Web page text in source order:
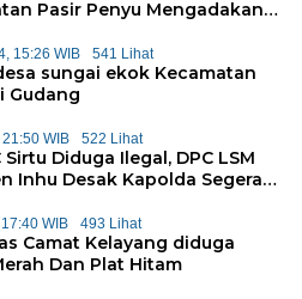
Pasir Penyu Mengadakan
15:26 WIB 541 Lihat
sungai ekok Kecamatan
Gudang
WIB 522 Lihat
Diduga Ilegal, DPC LSM
Inhu Desak Kapolda Segera
WIB 493 Lihat
Camat Kelayang diduga
Dan Plat Hitam